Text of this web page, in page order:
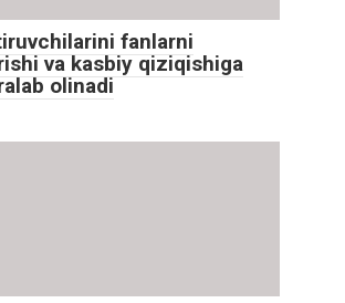
fanlarni
va kasbiy qiziqishiga
olinadi